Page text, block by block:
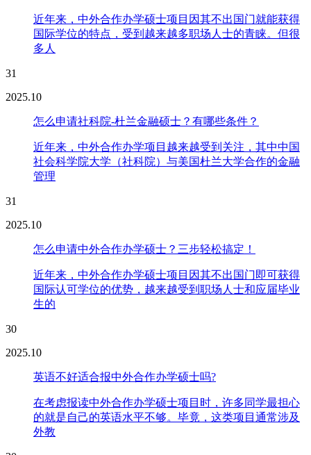
近年来，中外合作办学硕士项目因其不出国门就能获得
国际学位的特点，受到越来越多职场人士的青睐。但很
多人
31
2025.10
怎么申请社科院-杜兰金融硕士？有哪些条件？
近年来，中外合作办学项目越来越受到关注，其中中国
社会科学院大学（社科院）与美国杜兰大学合作的金融
管理
31
2025.10
怎么申请中外合作办学硕士？三步轻松搞定！
近年来，中外合作办学硕士项目因其不出国门即可获得
国际认可学位的优势，越来越受到职场人士和应届毕业
生的
30
2025.10
英语不好适合报中外合作办学硕士吗?
在考虑报读中外合作办学硕士项目时，许多同学最担心
的就是自己的英语水平不够。毕竟，这类项目通常涉及
外教